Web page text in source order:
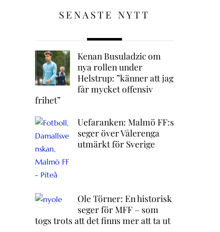
SENASTE NYTT
Kenan Busuladzic om
nya rollen under
Helstrup: ”känner att jag
får mycket offensiv
frihet”
Uefaranken: Malmö FF:s
seger över Vålerenga
utmärkt för Sverige
Ole Törner: En historisk
seger för MFF – som
togs trots att det finns mer att ta ut